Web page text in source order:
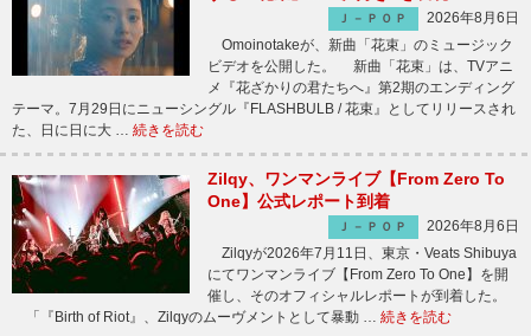
Ｊ－ＰＯＰ
2026年8月6日
Omoinotakeが、新曲「花束」のミュージック
ビデオを公開した。 新曲「花束」は、TVアニ
メ『花ざかりの君たちへ』第2期のエンディング
テーマ。7月29日にニューシングル『FLASHBULB / 花束』としてリリースされ
た、日に日に大 … 続きを読む
Zilqy、ワンマンライブ【From Zero To
One】公式レポート到着
Ｊ－ＰＯＰ
2026年8月6日
Zilqyが2026年7月11日、東京・Veats Shibuya
にてワンマンライブ【From Zero To One】を開
催し、そのオフィシャルレポートが到着した。
「『Birth of Riot』、Zilqyのムーヴメントとして暴動 … 続きを読む